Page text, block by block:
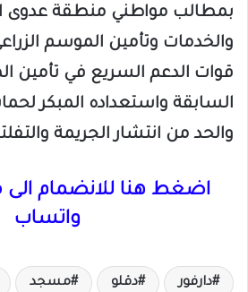
بمطالب مواطني منطقة عدوى
والخدمات وتأمين الموسم
قوات الدعم السريع في تأمين
السابقة واستعداده المبكر
والحد من انتشار الجريمة
اضغط هنا للانضمام الى
واتساب
دارفور دقلو مسجد